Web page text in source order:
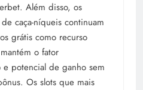
Além disso, os
caça-níqueis continuam
grátis como recurso
o fator
e potencial de ganho sem
Os slots que mais